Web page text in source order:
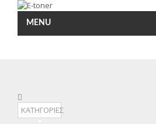
MENU
ΚΑΤΗΓΟΡΙΕΣ